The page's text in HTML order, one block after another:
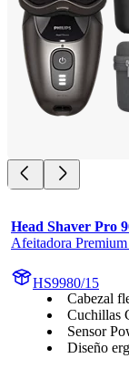
Head Shaver Pro
Afeitadora
HS9980/15
Cabezal
Cuchillas
Sensor
Diseño